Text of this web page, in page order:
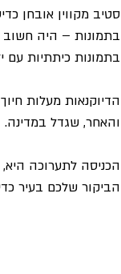
סטיב מקווין אובחן
בתמונות – היה חשוב
בתמונות כיתתיות עם
הדיוקנאות מעלות
והאחר, שגדל במדינה.
הכניסה לתערוכה
הביקור שלכם בעיר